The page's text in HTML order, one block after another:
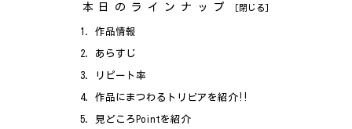
本日のラインナップ
作品情報
あらすじ
リピート率
作品にまつわるトリビアを紹介‼
見どころPointを紹介